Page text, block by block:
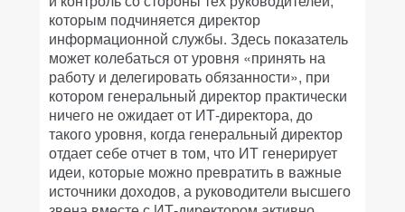
которым подчиняется директор
информационной службы. Здесь показатель
может колебаться от уровня «принять на
работу и делегировать обязанности», при
котором генеральный директор практически
ничего не ожидает от ИТ-директора, до
такого уровня, когда генеральный директор
отдает себе отчет в том, что ИТ генерирует
идеи, которые можно превратить в важные
источники доходов, а руководители высшего